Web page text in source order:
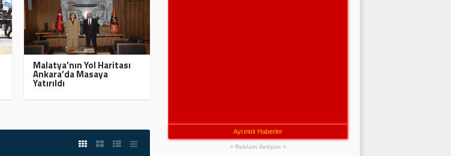
Malatya’nın Yol Haritası
Ankara’da Masaya
Yatırıldı
Ayrıntılı Haberler
Reklam İletişim